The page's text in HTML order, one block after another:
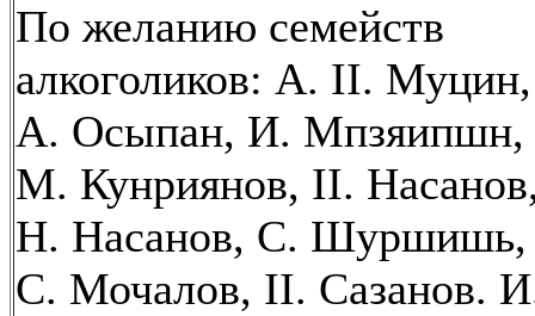
По желанию семейств
алкоголиков: А. II. Муцин,
А. Осыпан, И. Мпзяипшн,
М. Кунриянов, II.
Н. Насанов, С. Шуршишь,
С. Мочалов, II. Сазанов.